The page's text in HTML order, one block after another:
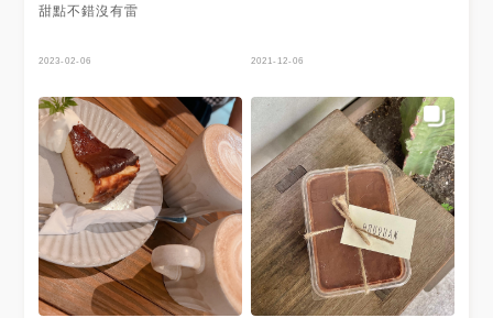
磅蛋糕 #taiwan
甜點不錯沒有雷
2023-02-06 2021-12-06